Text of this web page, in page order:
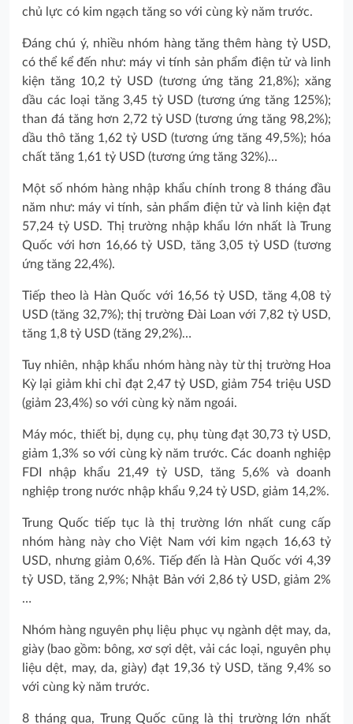
chủ lực có kim ngạch tăng so với cùng kỳ năm trước.
Đáng chú ý, nhiều nhóm hàng tăng thêm hàng tỷ USD,
có thể kể đến như: máy vi tính sản phẩm điện tử và linh
kiện tăng 10,2 tỷ USD (tương ứng tăng 21,8%); xăng
dầu các loại tăng 3,45 tỷ USD (tương ứng tăng 125%);
than đá tăng hơn 2,72 tỷ USD (tương ứng tăng 98,2%);
dầu thô tăng 1,62 tỷ USD (tương ứng tăng 49,5%); hóa
chất tăng 1,61 tỷ USD (tương ứng tăng 32%)…
Một số nhóm hàng nhập khẩu chính trong 8 tháng đầu
năm như: máy vi tính, sản phẩm điện tử và linh kiện đạt
57,24 tỷ USD. Thị trường nhập khẩu lớn nhất là Trung
Quốc với hơn 16,66 tỷ USD, tăng 3,05 tỷ USD (tương
ứng tăng 22,4%).
Tiếp theo là Hàn Quốc với 16,56 tỷ USD, tăng 4,08 tỷ
USD (tăng 32,7%); thị trường Đài Loan với 7,82 tỷ USD,
tăng 1,8 tỷ USD (tăng 29,2%)…
Tuy nhiên, nhập khẩu nhóm hàng này từ thị trường Hoa
Kỳ lại giảm khi chỉ đạt 2,47 tỷ USD, giảm 754 triệu USD
(giảm 23,4%) so với cùng kỳ năm ngoái.
Máy móc, thiết bị, dụng cụ, phụ tùng đạt 30,73 tỷ USD,
giảm 1,3% so với cùng kỳ năm trước. Các doanh nghiệp
FDI nhập khẩu 21,49 tỷ USD, tăng 5,6% và doanh
nghiệp trong nước nhập khẩu 9,24 tỷ USD, giảm 14,2%.
Trung Quốc tiếp tục là thị trường lớn nhất cung cấp
nhóm hàng này cho Việt Nam với kim ngạch 16,63 tỷ
USD, nhưng giảm 0,6%. Tiếp đến là Hàn Quốc với 4,39
tỷ USD, tăng 2,9%; Nhật Bản với 2,86 tỷ USD, giảm 2%
…
Nhóm hàng nguyên phụ liệu phục vụ ngành dệt may, da,
giày (bao gồm: bông, xơ sợi dệt, vải các loại, nguyên phụ
liệu dệt, may, da, giày) đạt 19,36 tỷ USD, tăng 9,4% so
với cùng kỳ năm trước.
8 tháng qua, Trung Quốc cũng là thị trường lớn nhất